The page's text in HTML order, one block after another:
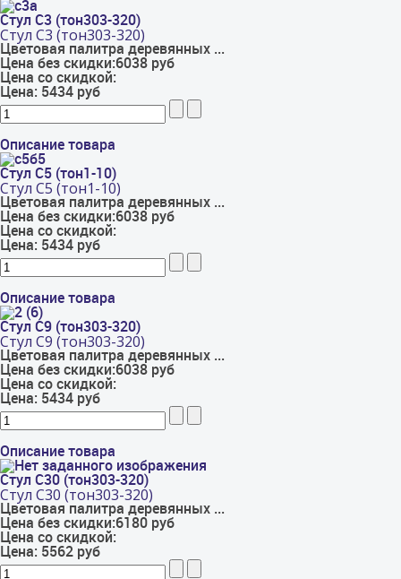
Стул С3 (тон303-320)
Стул С3 (тон303-320)
Цветовая палитра деревянных ...
Цена без скидки:6038 руб
Цена со скидкой:
Цена: 5434 руб
Описание товара
Стул С5 (тон1-10)
Стул С5 (тон1-10)
Цветовая палитра деревянных ...
Цена без скидки:6038 руб
Цена со скидкой:
Цена: 5434 руб
Описание товара
Стул С9 (тон303-320)
Стул С9 (тон303-320)
Цветовая палитра деревянных ...
Цена без скидки:6038 руб
Цена со скидкой:
Цена: 5434 руб
Описание товара
Стул С30 (тон303-320)
Стул С30 (тон303-320)
Цветовая палитра деревянных ...
Цена без скидки:6180 руб
Цена со скидкой:
Цена: 5562 руб